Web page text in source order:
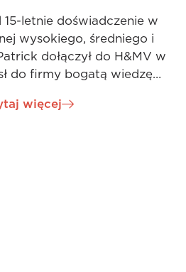
letnie doświadczenie w
wysokiego, średniego i
dołączył do H&MV w
do firmy bogatą wiedzę
projektów od ich powstania
więcej